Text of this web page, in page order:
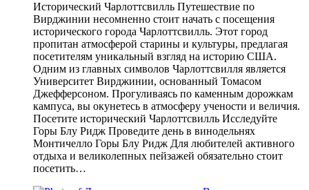
Исторический Чарлоттсвилль Путешествие по
Вирджинии несомненно стоит начать с посещения
исторического города Чарлоттсвилль. Этот город
пропитан атмосферой старины и культуры, предлагая
посетителям уникальный взгляд на историю США.
Одним из главных символов Чарлоттсвилля является
Университет Вирджинии, основанный Томасом
Джефферсоном. Прогуливаясь по каменным дорожкам
кампуса, вы окунетесь в атмосферу учености и величия.
Посетите исторический Чарлоттсвилль Исследуйте
Горы Блу Ридж Проведите день в винодельнях
Монтичелло Горы Блу Ридж Для любителей активного
отдыха и великолепных пейзажей обязательно стоит
посетить…